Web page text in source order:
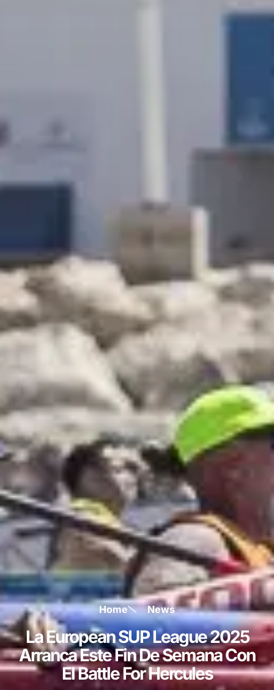
Home News
La European SUP League 2025
Arranca Este Fin De Semana Con
El Battle For Hercules